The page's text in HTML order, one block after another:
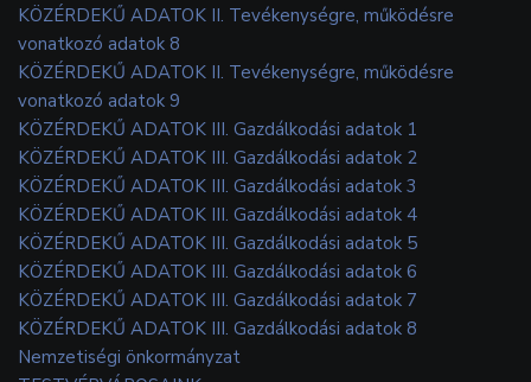
KÖZÉRDEKŰ ADATOK II. Tevékenységre, működésre
vonatkozó adatok 8
KÖZÉRDEKŰ ADATOK II. Tevékenységre, működésre
vonatkozó adatok 9
KÖZÉRDEKŰ ADATOK III. Gazdálkodási adatok 1
KÖZÉRDEKŰ ADATOK III. Gazdálkodási adatok 2
KÖZÉRDEKŰ ADATOK III. Gazdálkodási adatok 3
KÖZÉRDEKŰ ADATOK III. Gazdálkodási adatok 4
KÖZÉRDEKŰ ADATOK III. Gazdálkodási adatok 5
KÖZÉRDEKŰ ADATOK III. Gazdálkodási adatok 6
KÖZÉRDEKŰ ADATOK III. Gazdálkodási adatok 7
KÖZÉRDEKŰ ADATOK III. Gazdálkodási adatok 8
Nemzetiségi önkormányzat